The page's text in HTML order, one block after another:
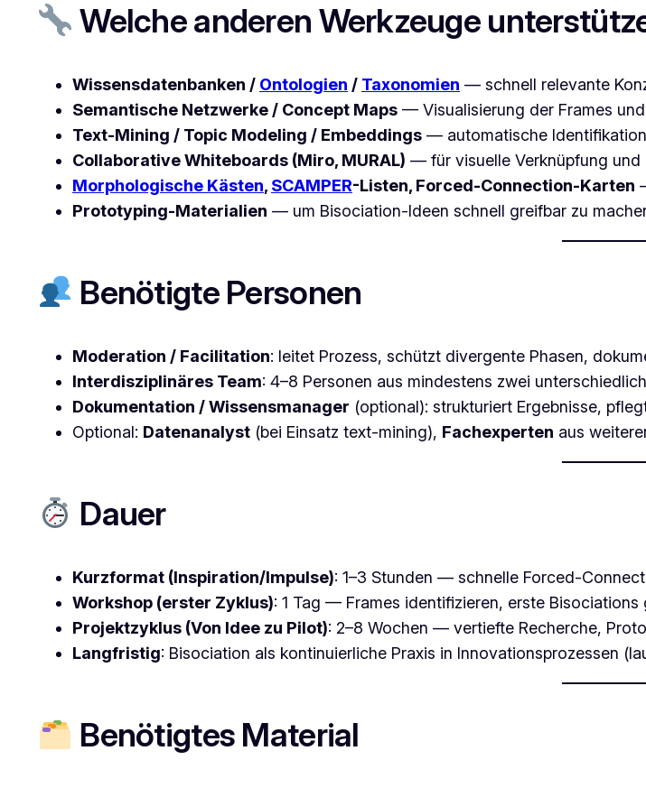
Welche anderen Werkzeuge
Wissensdatenbanken / Ontologien / Taxonomien — schnell relevante
Semantische Netzwerke / Concept Maps — Visualisierung der Frames
Text-Mining / Topic Modeling / Embeddings — automatische
Collaborative Whiteboards (Miro, MURAL) — für visuelle Verknüpfung und
Morphologische Kästen, SCAMPER-Listen, Forced-Connection-Karten
Prototyping-Materialien — um Bisociation-Ideen schnell greifbar zu
Benötigte Personen
Moderation / Facilitation: leitet Prozess, schützt divergente Phasen,
Interdisziplinäres Team: 4–8 Personen aus mindestens zwei
Dokumentation / Wissensmanager (optional): strukturiert Ergebnisse,
Optional: Datenanalyst (bei Einsatz text-mining), Fachexperten aus
Dauer
Kurzformat (Inspiration/Impulse): 1–3 Stunden — schnelle Forced-
Workshop (erster Zyklus): 1 Tag — Frames identifizieren, erste Bisociations
Projektzyklus (Von Idee zu Pilot): 2–8 Wochen — vertiefte Recherche,
Langfristig: Bisociation als kontinuierliche Praxis in Innovationsprozessen
Benötigtes Material